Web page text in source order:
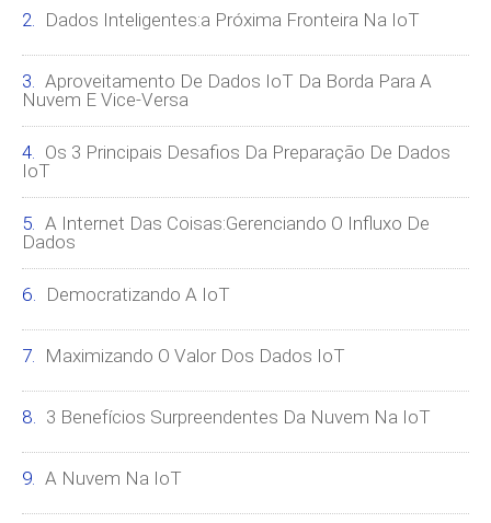
Dados Inteligentes:a Próxima Fronteira Na IoT
Aproveitamento De Dados IoT Da Borda Para A
Nuvem E Vice-Versa
Os 3 Principais Desafios Da Preparação De Dados
IoT
A Internet Das Coisas:Gerenciando O Influxo De
Dados
Democratizando A IoT
Maximizando O Valor Dos Dados IoT
3 Benefícios Surpreendentes Da Nuvem Na IoT
A Nuvem Na IoT